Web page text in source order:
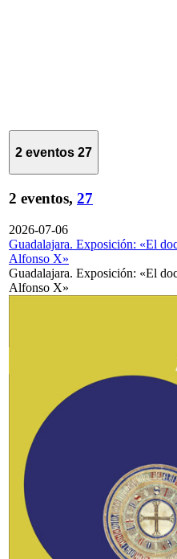
2 eventos 27
2 eventos, 27
2026-07-06
Guadalajara. Exposición: «El
Alfonso X»
Guadalajara. Exposición: «El
Alfonso X»